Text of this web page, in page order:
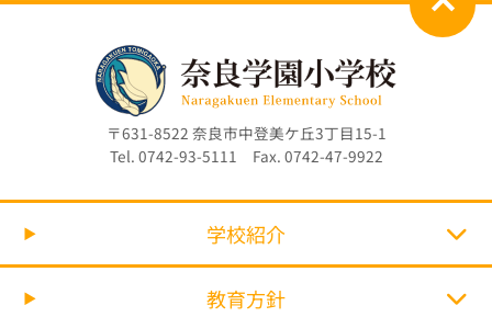
〒631-8522 奈良市中登美ケ丘3丁目15-1
Tel. 0742-93-5111 Fax. 0742-47-9922
学校紹介
教育方針